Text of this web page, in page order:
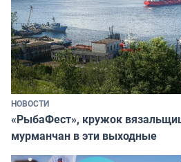
НОВОСТИ
«РыбаФест», кружок
мурманчан в эти выходные